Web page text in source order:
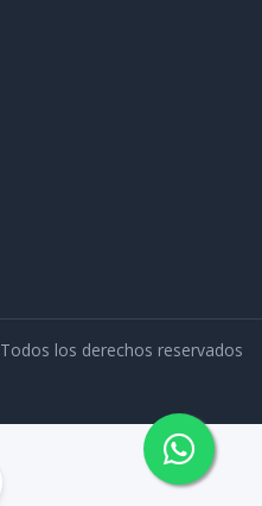
Todos los derechos reservados